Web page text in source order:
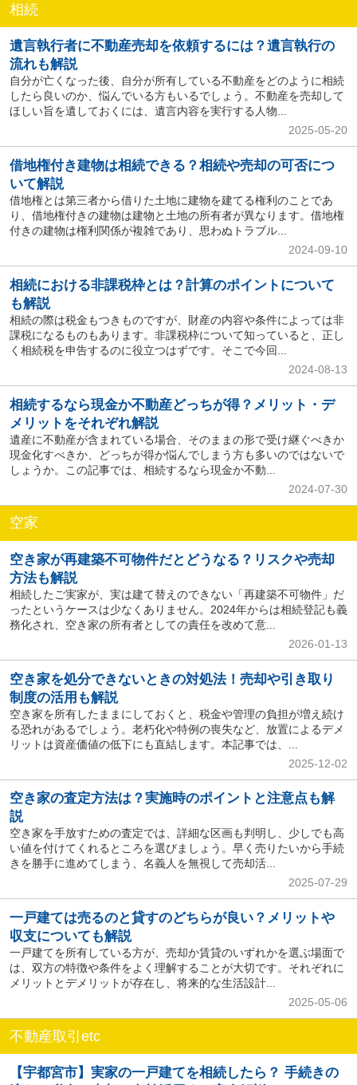
相続
遺言執行者に不動産売却を依頼するには？遺言執行の
流れも解説
自分が亡くなった後、自分が所有している不動産をどのように相続
したら良いのか、悩んでいる方もいるでしょう。不動産を売却して
ほしい旨を遺しておくには、遺言内容を実行する人物...
2025-05-20
借地権付き建物は相続できる？相続や売却の可否につ
いて解説
借地権とは第三者から借りた土地に建物を建てる権利のことであ
り、借地権付きの建物は建物と土地の所有者が異なります。借地権
付きの建物は権利関係が複雑であり、思わぬトラブル...
2024-09-10
相続における非課税枠とは？計算のポイントについて
も解説
相続の際は税金もつきものですが、財産の内容や条件によっては非
課税になるものもあります。非課税枠について知っていると、正し
く相続税を申告するのに役立つはずです。そこで今回...
2024-08-13
相続するなら現金か不動産どっちが得？メリット・デ
メリットをそれぞれ解説
遺産に不動産が含まれている場合、そのままの形で受け継ぐべきか
現金化すべきか、どっちが得か悩んでしまう方も多いのではないで
しょうか。この記事では、相続するなら現金か不動...
2024-07-30
空家
空き家が再建築不可物件だとどうなる？リスクや売却
方法も解説
相続したご実家が、実は建て替えのできない「再建築不可物件」だ
ったというケースは少なくありません。2024年からは相続登記も義
務化され、空き家の所有者としての責任を改めて意...
2026-01-13
空き家を処分できないときの対処法！売却や引き取り
制度の活用も解説
空き家を所有したままにしておくと、税金や管理の負担が増え続け
る恐れがあるでしょう。老朽化や特例の喪失など、放置によるデメ
リットは資産価値の低下にも直結します。本記事では、...
2025-12-02
空き家の査定方法は？実施時のポイントと注意点も解
説
空き家を手放すための査定では、詳細な区画も判明し、少しでも高
い値を付けてくれるところを選びましょう。早く売りたいから手続
きを勝手に進めてしまう、名義人を無視して売却活...
2025-07-29
一戸建ては売るのと貸すのどちらが良い？メリットや
収支についても解説
一戸建てを所有している方が、売却か賃貸のいずれかを選ぶ場面で
は、双方の特徴や条件をよく理解することが大切です。それぞれに
メリットとデメリットが存在し、将来的な生活設計...
2025-05-06
不動産取引etc
【宇都宮市】実家の一戸建てを相続したら？ 手続きの